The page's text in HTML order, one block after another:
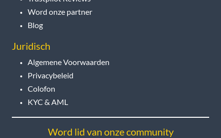
Word onze partner
Blog
Juridisch
Algemene Voorwaarden
Privacybeleid
Colofon
KYC & AML
Word lid van onze community